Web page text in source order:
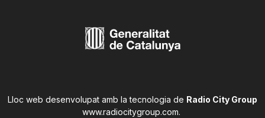
Lloc web desenvolupat amb la tecnologia de Radio City Group
www.radiocitygroup.com.